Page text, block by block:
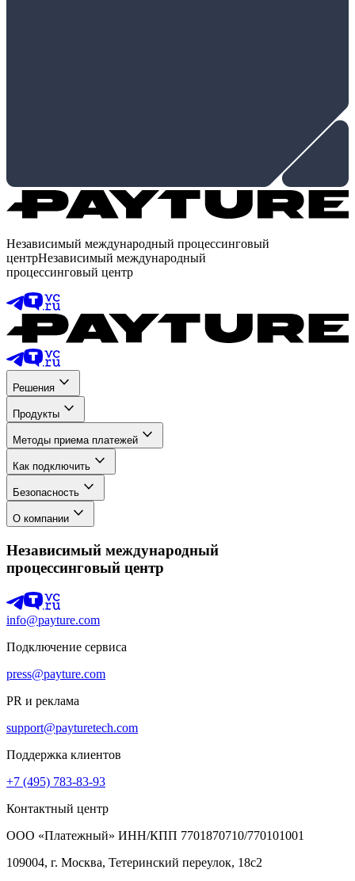
Независимый международный процессинговый
центрНезависимый международный
процессинговый центр
Решения
Продукты
Методы приема платежей
Как подключить
Безопасность
О компании
Независимый международный
процессинговый центр
info@payture.com
Подключение сервиса
press@payture.com
PR и реклама
support@payturetech.com
Поддержка клиентов
+7 (495) 783-83-93
Контактный центр
ООО «Платежный» ИНН/КПП 7701870710/770101001
109004, г. Москва, Тетеринский переулок, 18с2